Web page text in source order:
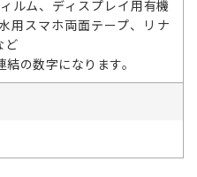
ルム、ディスプレイ用有機
用スマホ両面テープ、リナ
ど
の数字になります。